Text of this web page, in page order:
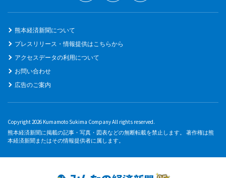
熊本経済新聞について
プレスリリース・情報提供はこちらから
アクセスデータの利用について
お問い合わせ
広告のご案内
Copyright 2026 Kumamoto Sukima Company All rights reserved.
熊本経済新聞に掲載の記事・写真・図表などの無断転載を禁止します。 著作権は熊
本経済新聞またはその情報提供者に属します。